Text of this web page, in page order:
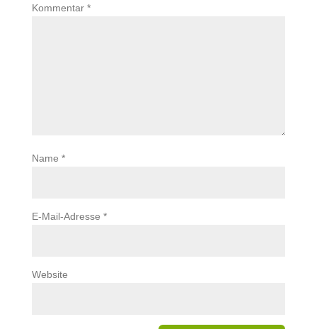
Kommentar *
Name *
E-Mail-Adresse *
Website